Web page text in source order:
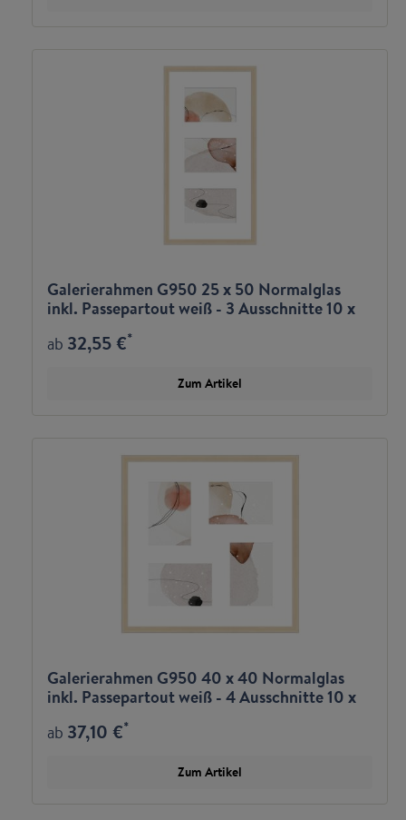
Galerierahmen G950 25 x 50 Normalglas
inkl. Passepartout weiß - 3 Ausschnitte 10 x
ab 32,55 €*
Zum Artikel
Galerierahmen G950 40 x 40 Normalglas
inkl. Passepartout weiß - 4 Ausschnitte 10 x
ab 37,10 €*
Zum Artikel